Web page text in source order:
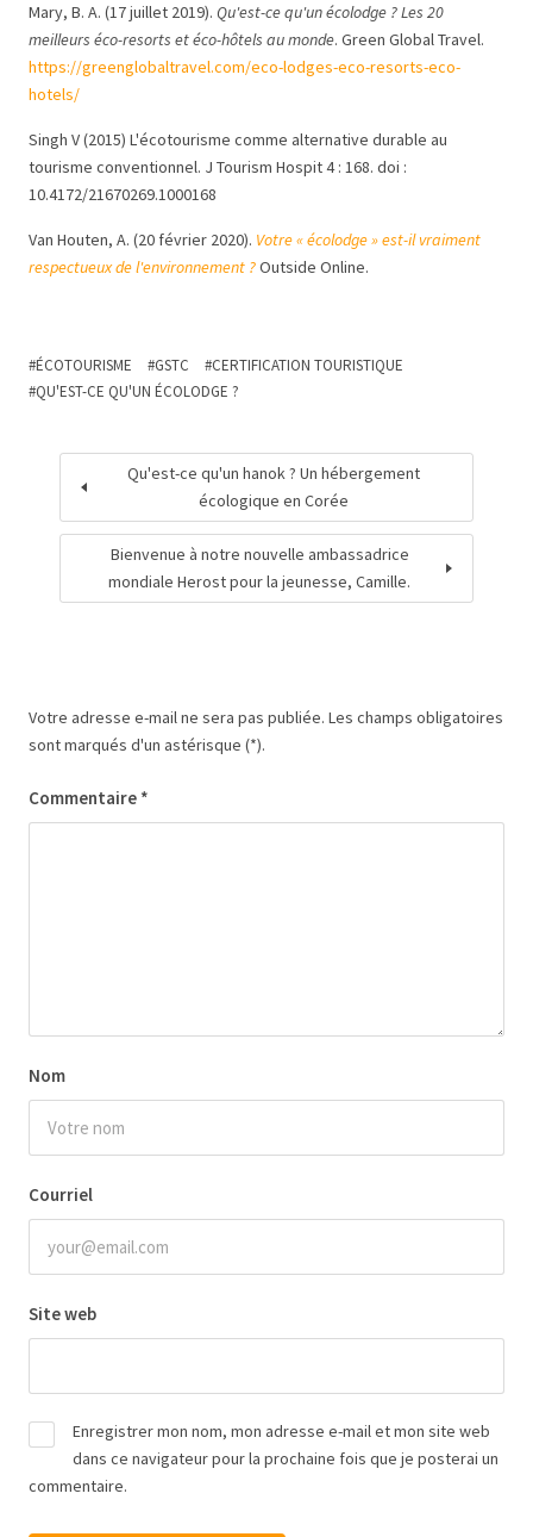
Mary, B. A. (17 juillet 2019). Qu'est-ce qu'un écolodge ? Les 20
meilleurs éco-resorts et éco-hôtels au monde. Green Global Travel.
https://greenglobaltravel.com/eco-lodges-eco-resorts-eco-
hotels/
Singh V (2015) L'écotourisme comme alternative durable au
tourisme conventionnel. J Tourism Hospit 4 : 168. doi :
10.4172/21670269.1000168
Van Houten, A. (20 février 2020). Votre « écolodge » est-il vraiment
respectueux de l'environnement ?Outside Online.
ÉCOTOURISME GSTC
CERTIFICATION TOURISTIQUE
QU'EST-CE QU'UN ÉCOLODGE ?
Qu'est-ce qu'un hanok ? Un hébergement
écologique en Corée
Bienvenue à notre nouvelle ambassadrice
mondiale Herost pour la jeunesse, Camille.
Votre adresse e-mail ne sera pas publiée. Les champs obligatoires
sont marqués d'un astérisque (*).
Commentaire *
Nom
Courriel
Site web
Enregistrer mon nom, mon adresse e-mail et mon site web
dans ce navigateur pour la prochaine fois que je posterai un
commentaire.